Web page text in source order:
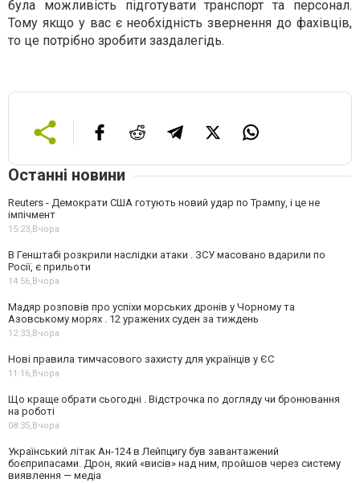
була можливість підготувати транспорт та персонал.
Тому якщо у вас є необхідність звернення до фахівців,
то це потрібно зробити заздалегідь.
Останні новини
Reuters - Демократи США готують новий удар по Трампу, і це не
імпічмент
15:23, Вчора
В Генштабі розкрили наслідки атаки . ЗСУ масовано вдарили по
Росії, є прильоти
14:56, Вчора
Мадяр розповів про успіхи морських дронів у Чорному та
Азовському морях . 12 уражених суден за тиждень
12:33, Вчора
Нові правила тимчасового захисту для українців у ЄС
11:16, Вчора
Що краще обрати сьогодні . Відстрочка по догляду чи бронювання
на роботі
08:35, Вчора
Український літак Ан-124 в Лейпцигу був завантажений
боєприпасами. Дрон, який «висів» над ним, пройшов через систему
виявлення — медіа